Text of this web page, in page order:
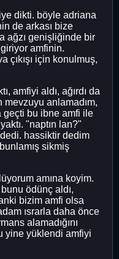
dikti. böyle adriana
de arkası bize
ağzı genişliğinde bir
amfinin.
çıkışı için konulmuş,
amfiyi aldı, ağırdı da
anlamadım,
geçti bu ibne amfi ile
"naptın lan?"
hassiktir dedim
sikmiş
amına koyim.
ödünç aldı,
bizim amfi olsa
ısrarla daha önce
alamadığını
yine yüklendi amfiyi